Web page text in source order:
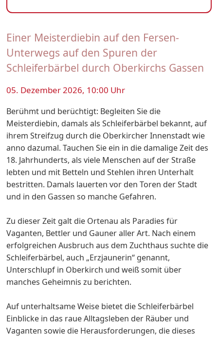
Einer Meisterdiebin auf den Fersen-
Unterwegs auf den Spuren der
Schleiferbärbel durch Oberkirchs Gassen
05. Dezember 2026, 10:00 Uhr
Berühmt und berüchtigt: Begleiten Sie die
Meisterdiebin, damals als Schleiferbärbel bekannt, auf
ihrem Streifzug durch die Oberkircher Innenstadt wie
anno dazumal. Tauchen Sie ein in die damalige Zeit des
18. Jahrhunderts, als viele Menschen auf der Straße
lebten und mit Betteln und Stehlen ihren Unterhalt
bestritten. Damals lauerten vor den Toren der Stadt
und in den Gassen so manche Gefahren.
Zu dieser Zeit galt die Ortenau als Paradies für
Vaganten, Bettler und Gauner aller Art. Nach einem
erfolgreichen Ausbruch aus dem Zuchthaus suchte die
Schleiferbärbel, auch „Erzjaunerin“ genannt,
Unterschlupf in Oberkirch und weiß somit über
manches Geheimnis zu berichten.
Auf unterhaltsame Weise bietet die Schleiferbärbel
Einblicke in das raue Alltagsleben der Räuber und
Vaganten sowie die Herausforderungen, die dieses